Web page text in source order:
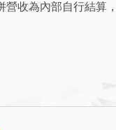
營收為內部自行結算